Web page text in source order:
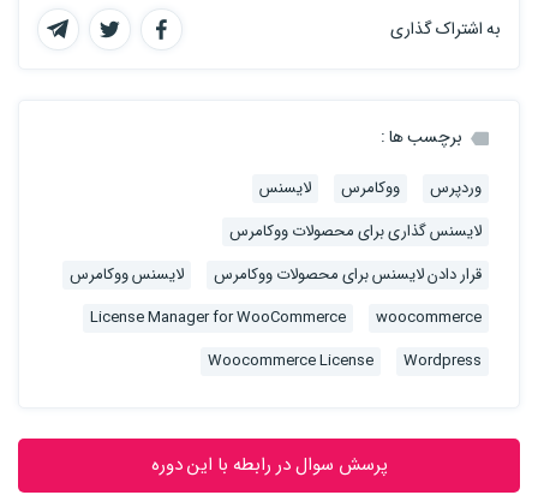
به اشتراک گذاری
برچسب ها :
وردپرس ووکامرس
لایسنس
لایسنس گذاری برای محصولات ووکامرس
قرار دادن لایسنس برای محصولات ووکامرس
لایسنس ووکامرس
woocommerce
License Manager for WooCommerce
Wordpress
Woocommerce License
پرسش سوال در رابطه با این دوره